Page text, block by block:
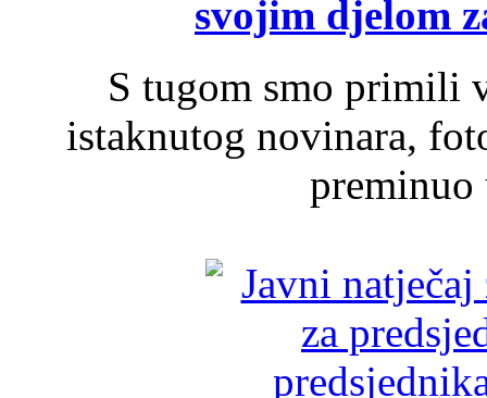
svojim djelom
S tugom smo primili
istaknutog novinara,